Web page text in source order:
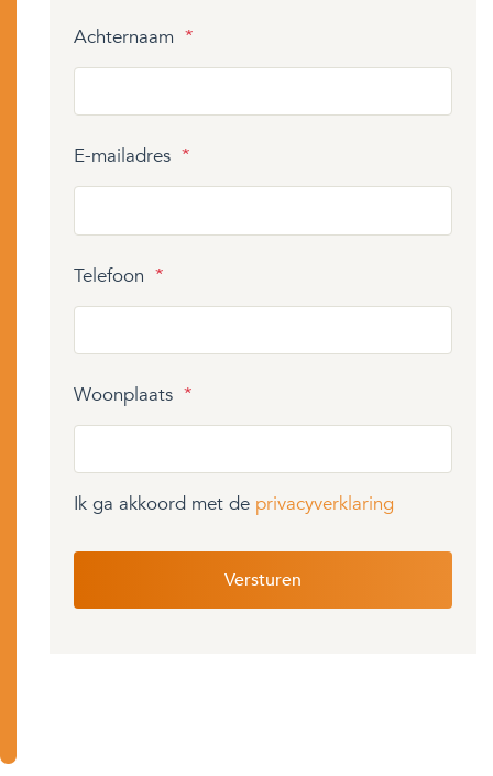
Achternaam *
E-mailadres *
Telefoon *
Woonplaats *
Ik ga akkoord met de privacyverklaring